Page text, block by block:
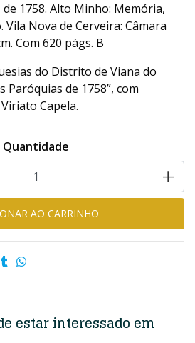
1758. Alto Minho: Memória,
Nova de Cerveira: Câmara
Com 620 págs. B
do Distrito de Viana do
Paróquias de 1758”, com
Capela.
Quantidade
+
estar interessado em